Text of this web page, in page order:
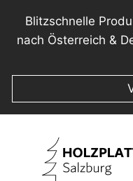
Blitzschnelle
nach Österreich &
springen